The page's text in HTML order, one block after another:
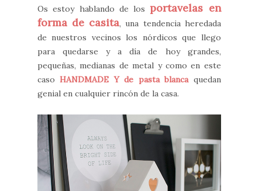
Os estoy hablando de los portavelas en
forma de casita, una tendencia heredada
de nuestros vecinos los nórdicos que llego
para quedarse y a día de hoy grandes,
pequeñas, medianas de metal y como en este
casoHANDMADE Y de pasta blancaquedan
genial en cualquier rincón de la casa.